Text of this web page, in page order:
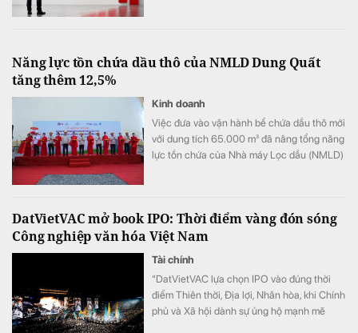
Năng lực tồn chứa dầu thô của NMLD Dung Quất
tăng thêm 12,5%
Kinh doanh
Việc đưa vào vận hành bể chứa dầu thô mới
với dung tích 65.000 m³ đã nâng tổng năng
lực tồn chứa của Nhà máy Lọc dầu (NMLD)
chứa dầu thô của NMLD Dung Quất mà
còn nâng cao khả năng chủ động nguồn
biến, góp phần củng cố an ninh năng lượng
quốc gia.
DatVietVAC mở book IPO: Thời điểm vàng đón sóng
Công nghiệp văn hóa Việt Nam
Tài chính
“DatVietVAC lựa chọn IPO vào đúng thời
điểm Thiên thời, Địa lợi, Nhân hòa, khi Chính
phủ và Xã hội dành sự ủng hộ mạnh mẽ